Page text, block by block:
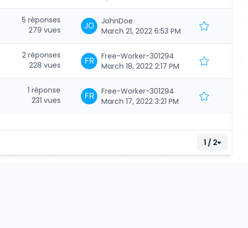
5 réponses
279 vues
JohnDoe
March 21, 2022 6:53 PM
2 réponses
228 vues
Free-Worker-301294
March 18, 2022 2:17 PM
1 réponse
231 vues
Free-Worker-301294
March 17, 2022 3:21 PM
1 / 2